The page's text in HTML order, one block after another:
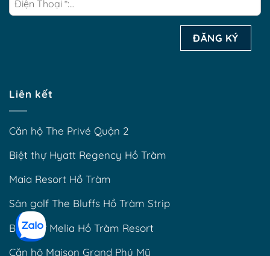
Liên kết
Căn hộ The Privé Quận 2
Biệt thự Hyatt Regency Hồ Tràm
Maia Resort Hồ Tràm
Sân golf The Bluffs Hồ Tràm Strip
Biệt thự Melia Hồ Tràm Resort
Căn hộ Maison Grand Phú Mỹ